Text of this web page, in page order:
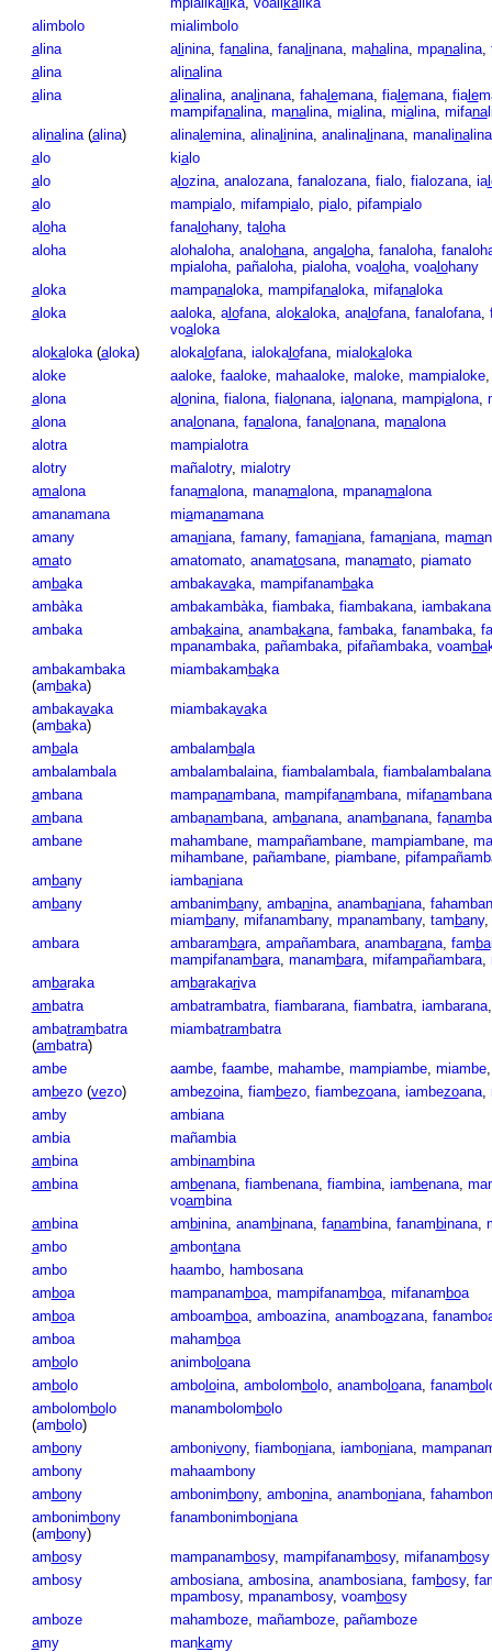
alimbolo
mialimbolo
alina alinina, fanalina, fanalinana, mahalina, mpanalina,
alina alinalina
alina alinalina, analinana, fahalemana, fialemana, fiale
mampifanalina, manalina, mialina, mialina, mifana
alinalina(alina) alinalemina, alinalinina, analinalinana, manalinalina
alo kialo
alo alozina, analozana, fanalozana, fialo, fialozana, ia
alo mampialo, mifampialo, pialo, pifampialo
aloha fanalohany, taloha
aloha
alohaloha, analohana, angaloha, fanaloha,
mpialoha, pañaloha, pialoha, voaloha, voalohany
aloka mampanaloka, mampifanaloka, mifanaloka
aloka aaloka, alofana, alokaloka, analofana, fanalofana,
voaloka
alokaloka(aloka) alokalofana, ialokalofana, mialokaloka
aloke
aaloke, faaloke, mahaaloke, maloke, mampialoke
alona alonina, fialona, fialonana, ialonana, mampialona,
alona analonana, fanalona, fanalonana, manalona
alotra
mampialotra
alotry
mañalotry, mialotry
amalona fanamalona, manamalona, mpanamalona
amanamana
miamanamana
amany
amaniana, famany, famaniana, famaniana, mama
amato amatomato, anamatosana, manamato, piamato
am baka ambakavaka, mampifanam baka
ambàka
ambakambàka, fiambaka, fiambakana, iambakana
ambaka
ambakaina, anambakana, fambaka, fanambaka,
mpanambaka, pañambaka, pifañambaka, voam ba
ambakambaka
(am baka)
miambakam baka
ambakavaka
(am baka)
miambakavaka
am bala ambalam bala
ambalambala
ambalambalaina, fiambalambala, fiambalambalana
ambana mampanambana, mampifanambana, mifanambana
am bana ambanam bana, am banana, anam banana, fanam
ambane
mahambane, mampañambane, mampiambane,
mihambane, pañambane, piambane,
am bany iambaniana
am bany ambanim bany, ambanina, anambaniana,
miam bany, mifanambany, mpanambany, tam bany,
ambara
ambaram bara, ampañambara, anambarana, fam ba
mampifanam bara, manam bara, mifampañambara,
am baraka am barakariva
am batra ambatrambatra, fiambarana, fiambatra, iambarana
ambatram batra
(am batra)
miambatram batra
ambe aambe, faambe, mahambe, mampiambe, miambe
am bezo(vezo) ambezoina, fiam bezo, fiambezoana, iambezoana,
amby
ambiana
ambia
mañambia
am bina ambinam bina
am bina am benana, fiambenana, fiambina, iam benana,
voam bina
am bina am binina, anam binana, fanam bina, fanam binana,
ambo ambontana
ambo
haambo, hambosana
am boa mampanam boa, mampifanam boa, mifanam boa
am boa amboam boa, amboazina, anamboazana,
amboa
maham boa
am bolo animboloana
am bolo amboloina, ambolom bolo, anamboloana, fanam bo
ambolom bolo
(am bolo)
manambolom bolo
am bony ambonivony, fiamboniana, iamboniana,
ambony
mahaambony
am bony ambonim bony, ambonina, anamboniana,
ambonim bony
(am bony)
fanambonimboniana
am bosy mampanam bosy, mampifanam bosy, mifanam bosy
ambosy
ambosiana, ambosina, anambosiana, fam bosy,
mpambosy, mpanambosy, voam bosy
amboze
mahamboze, mañamboze, pañamboze
amy mankamy